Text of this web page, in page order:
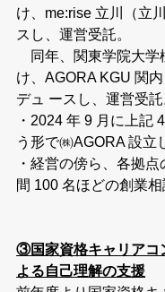
け、me:rise ⽴川（⽴
スし、運営受託。
同年、関東学院⼤学
け、AGORA KGU 関
デュ ースし、運営受託
・2024 年 9 ⽉に上記
う形で㈱AGORA 設⽴
・経営の傍ら、各拠
間 100 名ほどの創業相
③国家資格キャリアコ
よる自己理解の支援